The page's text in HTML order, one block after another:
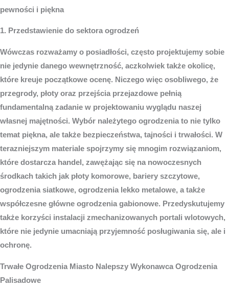
pewności i piękna
1. Przedstawienie do sektora ogrodzeń
Wówczas rozważamy o posiadłości, często projektujemy sobie
nie jedynie danego wewnętrzność, aczkolwiek także okolicę,
które kreuje początkowe ocenę. Niczego więc osobliwego, że
przegrody, płoty oraz przejścia przejazdowe pełnią
fundamentalną zadanie w projektowaniu wyglądu naszej
własnej majętności. Wybór należytego ogrodzenia to nie tylko
temat piękna, ale także bezpieczeństwa, tajności i trwałości. W
terazniejszym materiale spojrzymy się mnogim rozwiązaniom,
które dostarcza handel, zawężając się na nowoczesnych
środkach takich jak płoty komorowe, bariery szczytowe,
ogrodzenia siatkowe, ogrodzenia lekko metalowe, a także
współczesne główne ogrodzenia gabionowe. Przedyskutujemy
także korzyści instalacji zmechanizowanych portali wlotowych,
które nie jedynie umacniają przyjemność posługiwania się, ale i
ochronę.
Trwałe Ogrodzenia Miasto Nalepszy Wykonawca Ogrodzenia
Palisadowe